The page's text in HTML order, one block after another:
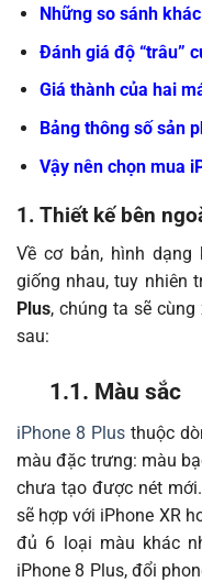
Những so sánh
Đánh giá độ “trâu”
Giá thành của hai
Bảng thông số sản
Vậy nên chọn mua
1. Thiết kế bên
Về cơ bản, hình
giống nhau, tuy nhiên
Plus, chúng ta sẽ
sau:
1.1. Màu sắc
iPhone 8 Plus thuộc
màu đặc trưng: màu
chưa tạo được nét
sẽ hợp với iPhone XR
đủ 6 loại màu khác
iPhone 8 Plus, đổi